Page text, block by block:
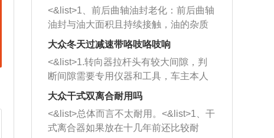
西取出来。但如果是因为积碳过多引起
的堵塞，就需要将三元催化器泡在草酸
洗剂对堵塞的情况得到解决，将清洗剂
放在燃油箱中，与燃油混合后，车辆启
动时，就可以和汽油一起进入到燃烧
室，最后形成废气排出，就可以让三元
催化器得到清洗，排气管堵塞的情况就
能够得到解决。
一圈半的练习，往右同样也要打相同的
圈数。 <&list>3、最后强调要反复练
习，这样就可以形成肌肉记忆，在真实
驾驶车辆时，不需要记忆也能打好方
向。
<&list>1、前后曲轴油封老化：前后曲轴
油封与油大面积且持续接触，油的杂质
和发动机内持续温度变化使其密封效果
逐渐减弱，导致渗油或漏油。<&list>2、
活塞间隙过大：积碳会使活塞环与缸体
的间隙扩大，导致机油流入燃烧室中，
造成烧机油。<&list>3、机油粘度。使用
机油粘度过小的话，同样会有烧机油现
象，机油粘度过小具有很好的流动性，
大众冬天过减速带咯吱咯吱响
<&list>1.转向器拉杆头有较大间隙，判
断间隙需要专用仪器和工具，车主本人
无法制作，需要将车辆送到修理厂或4s
店；<&list>2.车辆半轴套管防尘罩破
裂，破裂后会出现漏油现象，使半轴磨
损严重，磨损的半轴容易损坏，产生异
大众干式双离合耐用吗
<&list>总体而言不太耐用。<&list>1、干
式离合器如果放在十几年前还比较耐